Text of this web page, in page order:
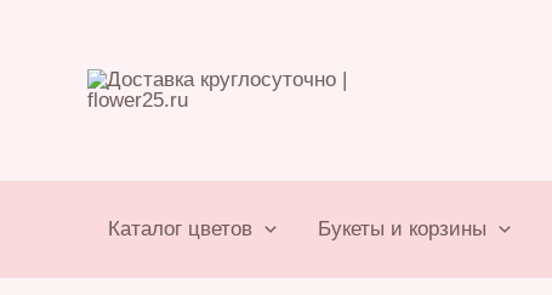
содержимому
Каталог цветов Букеты и корзины